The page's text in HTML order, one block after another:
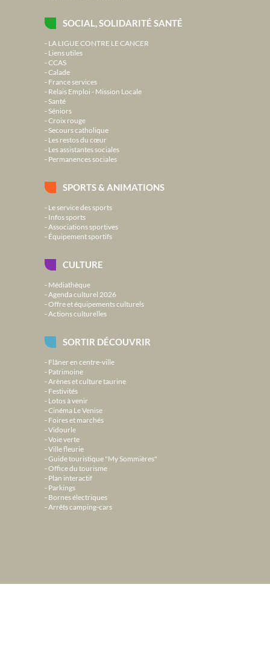
SOCIAL, SOLIDARITÉ SANTÉ
LA LIGUE CONTRE LE CANCER
Liens utiles
CCAS
Calade
France services
Relais Emploi - Mission Locale
Santé
Séniors
Croix rouge
Secours catholique
Les restos du cœur
Les assistantes sociales
Permanences sociales
SPORTS & ANIMATIONS
Le service des sports
Infos sports
Associations sportives
Équipement sportifs
CULTURE
Médiathèque
Agenda culturel 2026
Offre et équipements culturels
Actions culturelles
SORTIR DÉCOUVRIR
Flâner en centre-ville
Patrimoine
Arènes et culture taurine
Festivités
Lotos à venir
Cinéma Le Venise
Foires et marchés
Vidourle
Voie verte
Ville fleurie
Guide touristique "My Sommières"
Office du tourisme
Plan interactif
Parkings
Bornes électriques
Arrêts camping-cars